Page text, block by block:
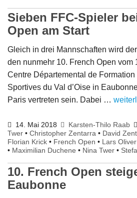
Sieben FFC-Spieler
Open am Start
Gleich in drei Mannschaften wird
den nunmehr 10. French Open vom
Centre Départemental de Formation
Sportives du Val d’Oise in
Paris vertreten sein. Dabei …
14. Mai 2018 Karsten-Thilo Raab
Twer • Christopher Zentarra • David
Florian Krick • French Open • Lars
• Maximilian Duchene • Nina Twer •
10. French Open
Eaubonne